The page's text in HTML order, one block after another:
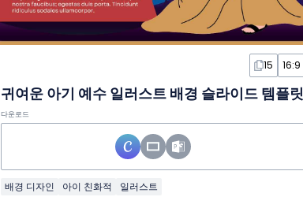
15 16:9
귀여운 아기 예수 일러스트 배경 슬라이드 템플릿
다운로드
배경 디자인 아이 친화적 일러스트